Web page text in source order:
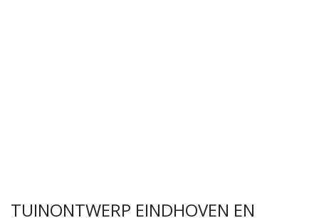
TUINONTWERP EINDHOVEN EN